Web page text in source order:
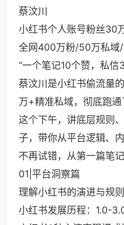
蔡汶川
小红书个人账号粉丝30
全网400万粉/50万私域
“一个笔记10个赞，私信
蔡汶川是小红书偷流量
万+精准私域，彻底跑通
这个下午，讲底层规则
子，带你从平台逻辑、
不再试错，从第一篇笔
01|平台洞察篇
理解小红书的演进与规则
小红书发展历程：1.0-